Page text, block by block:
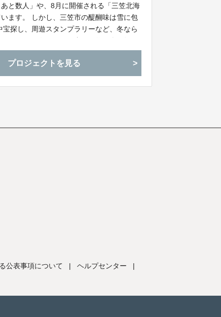
と数人」や、8月に開催される「三笠北海
ます。 しかし、三笠市の醍醐味は雪に包
探し、周遊スタンプラリーなど、冬なら
。
プロジェクトを見る
公表事項について | ヘルプセンター
|